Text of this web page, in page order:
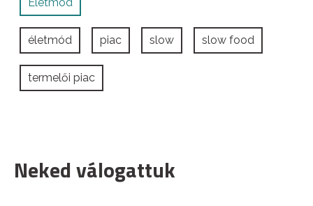
életmód piac slow slow food
termelői piac
Neked válogattuk